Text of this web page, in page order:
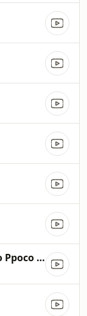
Na Voce Na Chitarra E 'o Ppoco 'e Luna